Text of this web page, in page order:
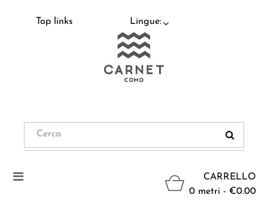
Top links Lingue:
CARRELLO
0 metri - €0.00
Navigazione